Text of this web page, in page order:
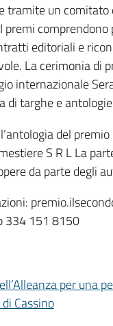
tramite un
editoriali e
La cerimonia di
internazionale
di targhe e
del
S R L La
da parte degli
334 151 8150
per una
Cassino